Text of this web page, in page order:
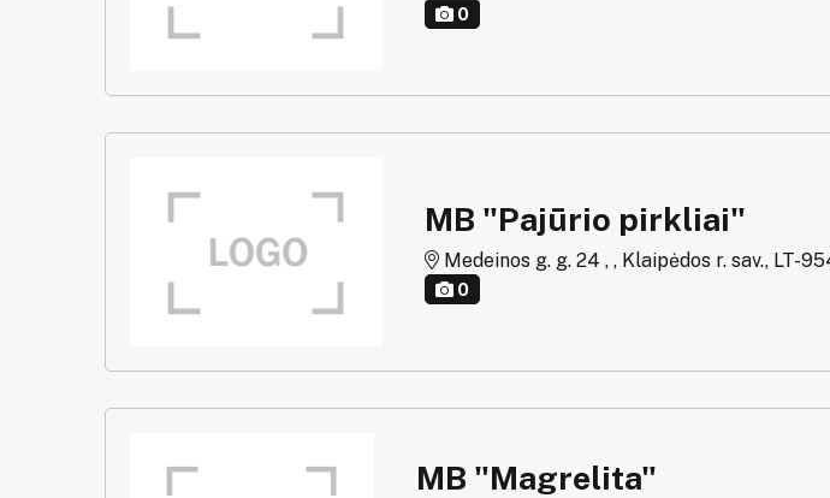
0
MB "Pajūrio pirkliai"
Medeinos g. g. 24 , , Klaipėdos r. sav., LT-
0
MB "Magrelita"